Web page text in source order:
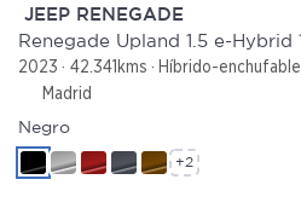
JEEP RENEGADE
2023 42.341kms Híbrido-enchufable
Madrid
Negro
+2